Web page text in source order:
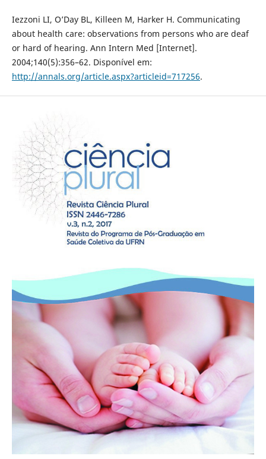
Iezzoni LI, O’Day BL, Killeen M, Harker H. Communicating
about health care: observations from persons who are deaf
or hard of hearing. Ann Intern Med [Internet].
2004;140(5):356–62. Disponível em:
http://annals.org/article.aspx?articleid=717256.